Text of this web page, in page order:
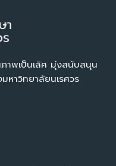
าพเป็นเลิศ มุ่งสนับสนุน
หาวิทยาลัยนเรศวร